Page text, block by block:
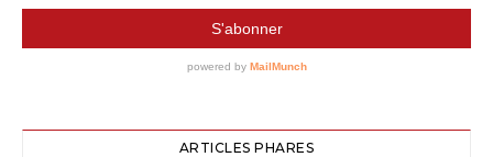
ARTICLES PHARES